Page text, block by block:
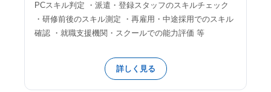
PCスキル判定 ・派遣・登録スタッフのスキルチェック
・研修前後のスキル測定 ・再雇用・中途採用でのスキル
確認 ・就職支援機関・スクールでの能力評価 等
詳しく見る